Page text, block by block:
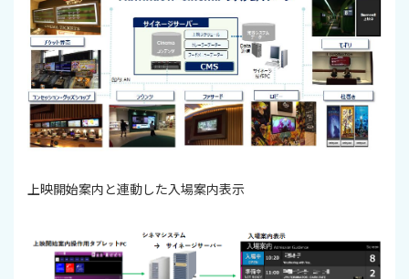
上映開始案内と連動した入場案内表示